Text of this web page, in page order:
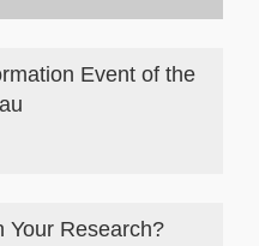
Event of the
Your Research?